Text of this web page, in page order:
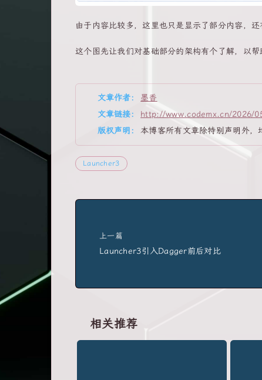
由于内容比较多，这里也只是显示了部分内容，
这个图先让我们对基础部分的架构有个了解，以
文章作者:
墨香
文章链接:
http://www.codemx.cn/2026/
版权声明:
本博客所有文章除特别声明外
Launcher3
上一篇
Launcher3引入Dagger前后对比
相关推荐